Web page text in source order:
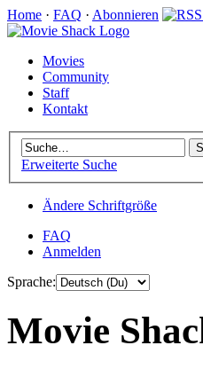
Home · FAQ · Abonnieren
Movies
Community
Staff
Kontakt
Erweiterte Suche
Ändere Schriftgröße
FAQ
Anmelden
Sprache:
Movie